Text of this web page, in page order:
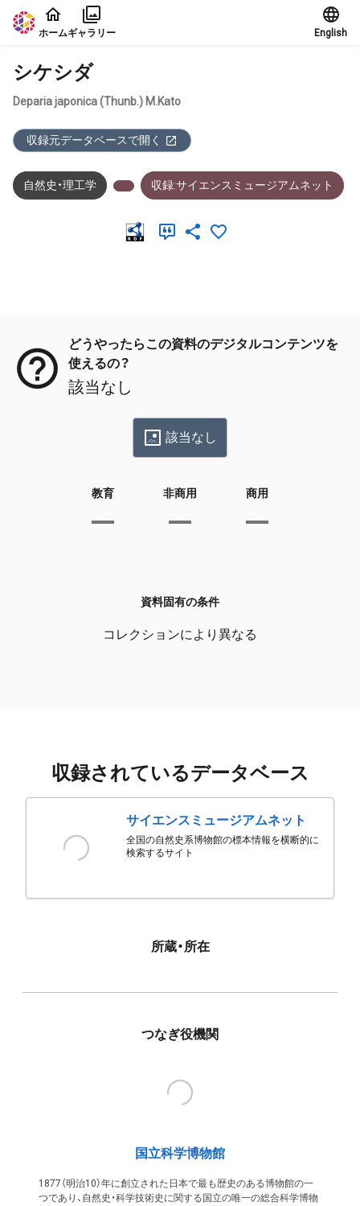
本文に飛ぶ
ホームギャラリー English
シケシダ
Deparia japonica (Thunb.) M.Kato
収録元データベースで開く
自然史・理工学 収録:サイエンスミュージアムネット
どうやったらこの資料のデジタルコンテンツを
使えるの？
該当なし
該当なし
教育 非商用 商用
資料固有の条件
コレクションにより異なる
収録されているデータベース
サイエンスミュージアムネット
全国の自然史系博物館の標本情報を横断的に
検索するサイト
所蔵・所在
つなぎ役機関
国立科学博物館
1877（明治10）年に創立された日本で最も歴史のある博物館の一
つであり、自然史・科学技術史に関する国立の唯一の総合科学博物